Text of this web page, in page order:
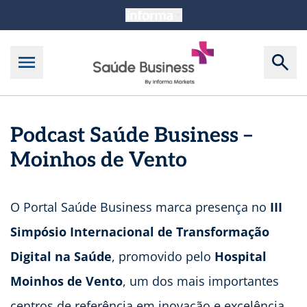
Podcast Saúde Business –
Moinhos de Vento
O Portal Saúde Business marca presença no III
Simpósio Internacional de Transformação
Digital na Saúde, promovido pelo Hospital
Moinhos de Vento, um dos mais importantes